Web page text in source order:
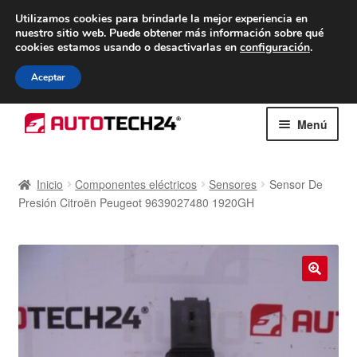
ENTREGA desde 7 EUR
De lunes a viernes de 9 a. m. a 4 p. m.
navegación
al
Menú
Caja registradora
Carro
Envío al mundo entero
Inicio Componentes eléctricos Sensores
Sensor De
Presión Citroën Peugeot 9639027480 1920GH
Utilizamos cookies para brindarle la mejor experiencia en
nuestro sitio web. Puede obtener más información sobre qué
cookies estamos usando o desactivarlas en configuración.
Aceptar